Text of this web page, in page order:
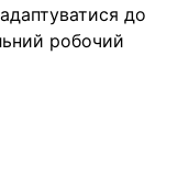
до
робочий